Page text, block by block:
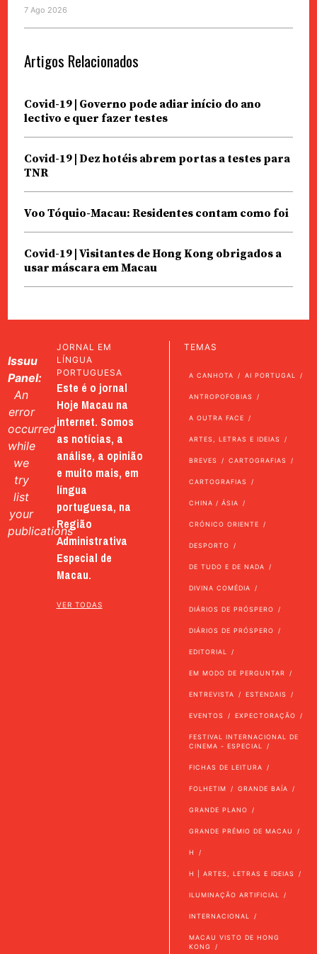
7 Ago 2026
Artigos Relacionados
Covid-19 | Governo pode adiar início do ano
lectivo e quer fazer testes
Covid-19 | Dez hotéis abrem portas a testes para
TNR
Voo Tóquio-Macau: Residentes contam como foi
Covid-19 | Visitantes de Hong Kong obrigados a
usar máscara em Macau
Issuu
Panel:
An
error
occurred
while
we
try
list
your
publications
JORNAL EM
LÍNGUA
PORTUGUESA
Este é o jornal
Hoje Macau na
internet. Somos
as notícias, a
análise, a opinião
e muito mais, em
língua
portuguesa, na
Região
Administrativa
Especial de
Macau.
VER TODAS
TEMAS
A CANHOTA AI PORTUGAL
ANTROPOFOBIAS
A OUTRA FACE
ARTES, LETRAS E IDEIAS
BREVES CARTOGRAFIAS
CARTOGRAFIAS
CHINA / ÁSIA
CRÓNICO ORIENTE
DESPORTO
DE TUDO E DE NADA
DIVINA COMÉDIA
DIÁRIOS DE PRÓSPERO
DIÁRIOS DE PRÓSPERO
EDITORIAL
EM MODO DE PERGUNTAR
ENTREVISTA ESTENDAIS
EVENTOS EXPECTORAÇÃO
FESTIVAL INTERNACIONAL DE
CINEMA - ESPECIAL
FICHAS DE LEITURA
FOLHETIM GRANDE BAÍA
GRANDE PLANO
GRANDE PRÉMIO DE MACAU
H
H | ARTES, LETRAS E IDEIAS
ILUMINAÇÃO ARTIFICIAL
INTERNACIONAL
MACAU VISTO DE HONG
KONG